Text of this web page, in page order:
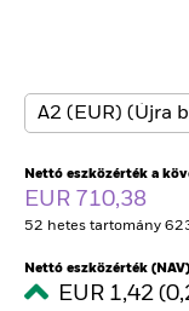
Nettó eszközérték a
EUR 710,38
52 hetes tartomány
Nettó eszközérték
EUR 1,42